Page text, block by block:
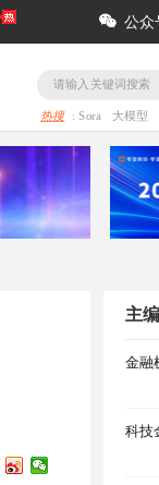
公众
热搜 :Sora 大模型
主
金融
科技